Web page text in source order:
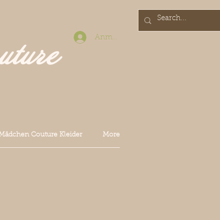
Anmelden
Couture Kleider More